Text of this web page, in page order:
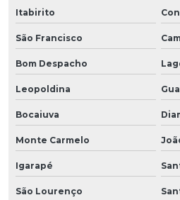
Itabirito
São Francisco
Bom Despacho
Leopoldina
Bocaiuva
Monte Carmelo
Igarapé
São Lourenço